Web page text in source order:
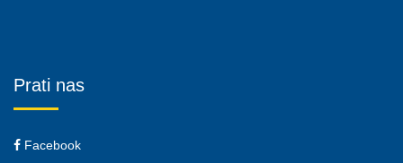
Prati nas
Facebook